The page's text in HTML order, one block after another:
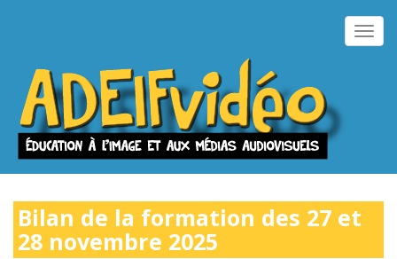
principal
Bilan de la formation des 27 et
28 novembre 2025